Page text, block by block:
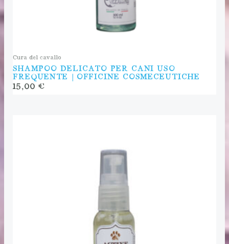
Cura del cavallo
SHAMPOO DELICATO PER CANI USO
FREQUENTE | OFFICINE COSMECEUTICHE
15,00€